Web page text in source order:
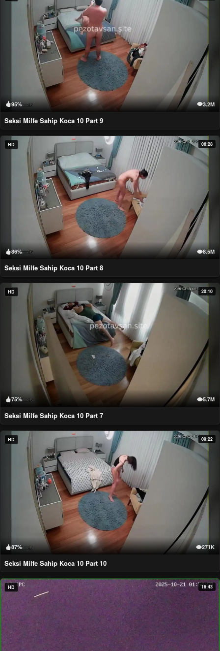
95% 3.2M
Seksi Milfe Sahip Koca 10 Part 9
HD 06:28
86% 8.5M
Seksi Milfe Sahip Koca 10 Part 8
HD 20:10
75% 5.7M
Seksi Milfe Sahip Koca 10 Part 7
HD 09:22
87% 271K
Seksi Milfe Sahip Koca 10 Part 10
HD 16:43